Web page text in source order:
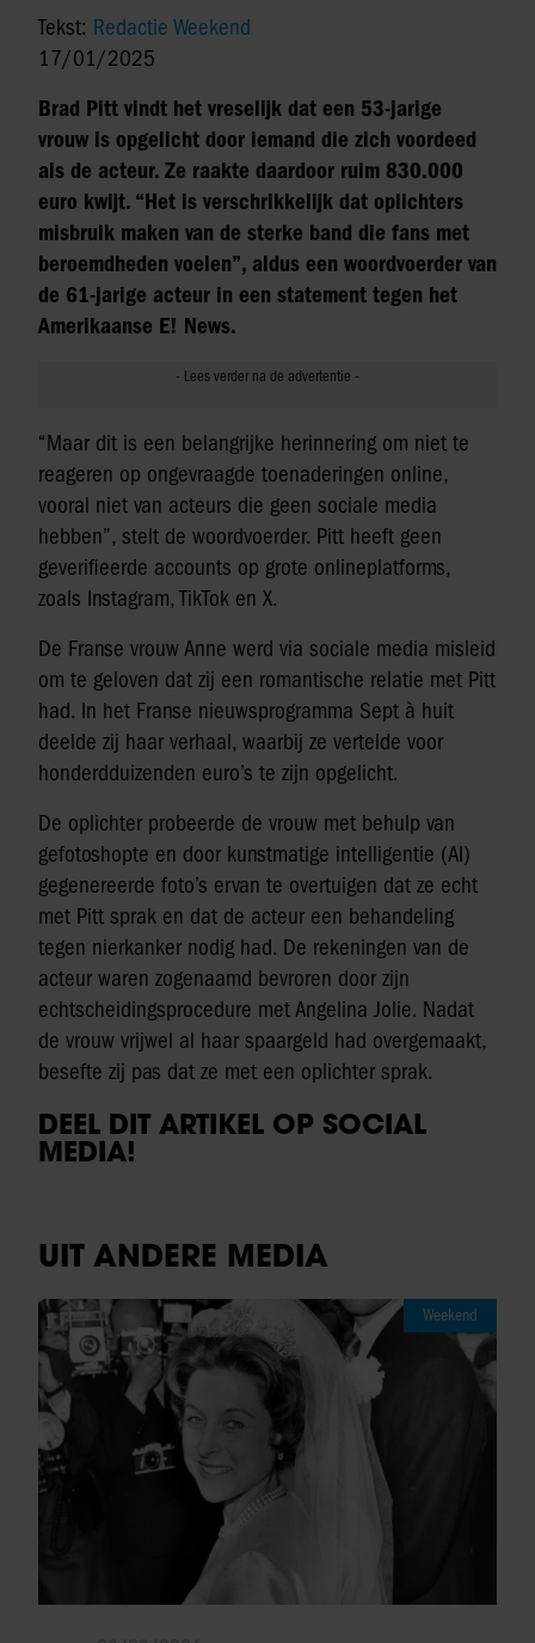
Tekst: Redactie Weekend
17/01/2025
Brad Pitt vindt het vreselijk dat een 53-jarige
vrouw is opgelicht door iemand die zich voordeed
als de acteur. Ze raakte daardoor ruim 830.000
euro kwijt. “Het is verschrikkelijk dat oplichters
misbruik maken van de sterke band die fans met
beroemdheden voelen”, aldus een woordvoerder van
de 61-jarige acteur in een statement tegen het
Amerikaanse E! News.
“Maar dit is een belangrijke herinnering om niet te
reageren op ongevraagde toenaderingen online,
vooral niet van acteurs die geen sociale media
hebben”, stelt de woordvoerder. Pitt heeft geen
geverifieerde accounts op grote onlineplatforms,
zoals Instagram, TikTok en X.
De Franse vrouw Anne werd via sociale media misleid
om te geloven dat zij een romantische relatie met Pitt
had. In het Franse nieuwsprogramma Sept à huit
deelde zij haar verhaal, waarbij ze vertelde voor
honderdduizenden euro’s te zijn opgelicht.
De oplichter probeerde de vrouw met behulp van
gefotoshopte en door kunstmatige intelligentie (AI)
gegenereerde foto’s ervan te overtuigen dat ze echt
met Pitt sprak en dat de acteur een behandeling
tegen nierkanker nodig had. De rekeningen van de
acteur waren zogenaamd bevroren door zijn
echtscheidingsprocedure met Angelina Jolie. Nadat
de vrouw vrijwel al haar spaargeld had overgemaakt,
besefte zij pas dat ze met een oplichter sprak.
DEEL DIT ARTIKEL OP SOCIAL
MEDIA!
UIT ANDERE MEDIA
Weekend